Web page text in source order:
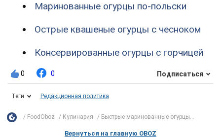
Маринованные огурцы по-польски
Острые квашеные огурцы с чесноком
Консервированные огурцы с горчицей
0 0 Подписаться
Теги Редакционная политика
FoodOboz Кулинария Быстрые маринованные огурцы...
Вернуться на главную OBOZ